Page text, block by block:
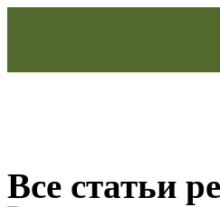
Все статьи